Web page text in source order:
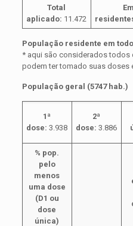
Total
aplicado: 11.472
Em
População residente em
* aqui são considerados todos
podem ter tomado suas doses
População geral (5747 hab.)
1ª
dose: 3.938
2ª
dose: 3.886
% pop.
pelo
menos
uma dose
(D1 ou
dose
única)